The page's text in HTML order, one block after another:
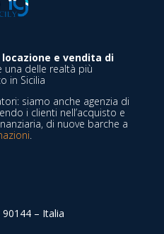
e vendita di
una delle realtà più
in Sicilia
siamo anche agenzia di
i clienti nell’acquisto e
di nuove barche a
.
– Italia